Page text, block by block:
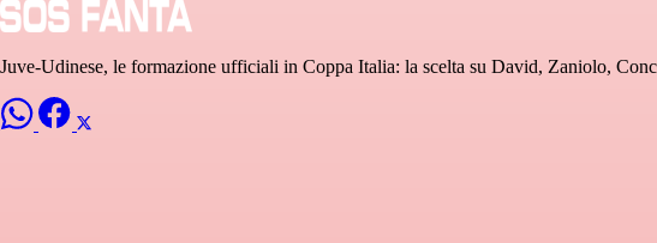
Juve-Udinese, le formazione ufficiali in Coppa Italia: la scelta su David, Zaniolo,